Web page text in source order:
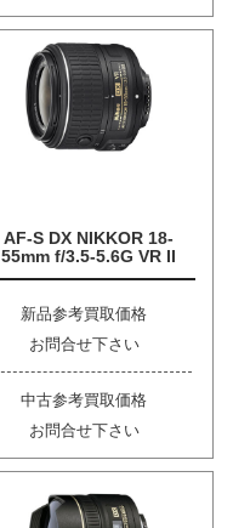
AF-S DX NIKKOR 18-
55mm f/3.5-5.6G VR II
新品参考買取価格
お問合せ下さい
中古参考買取価格
お問合せ下さい